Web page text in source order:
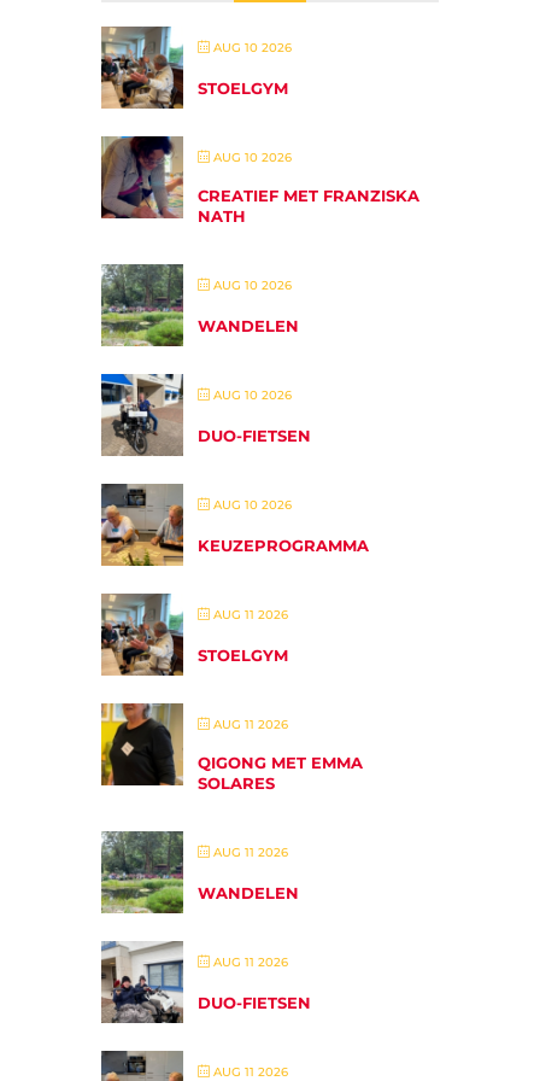
AUG 10 2026
STOELGYM
AUG 10 2026
CREATIEF MET FRANZISKA
NATH
AUG 10 2026
WANDELEN
AUG 10 2026
DUO-FIETSEN
AUG 10 2026
KEUZEPROGRAMMA
AUG 11 2026
STOELGYM
AUG 11 2026
QIGONG MET EMMA
SOLARES
AUG 11 2026
WANDELEN
AUG 11 2026
DUO-FIETSEN
AUG 11 2026